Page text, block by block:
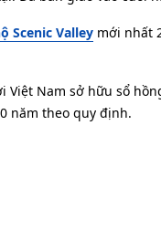
Scenic Valley mới nhất
Việt Nam sở hữu sổ
năm theo quy định.